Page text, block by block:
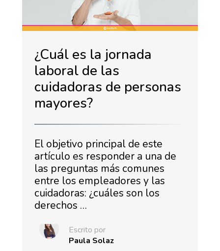
¿Cuál es la jornada
laboral de las
cuidadoras de personas
mayores?
El objetivo principal de este
artículo es responder a una de
las preguntas más comunes
entre los empleadores y las
cuidadoras: ¿cuáles son los
derechos …
Escrito por
Paula Solaz